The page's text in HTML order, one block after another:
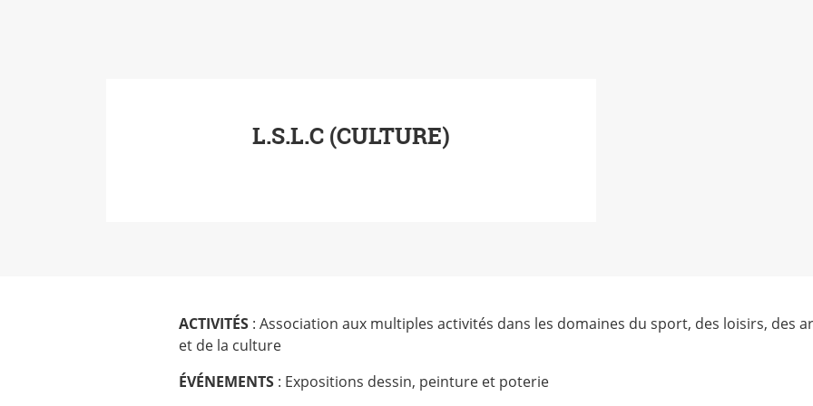
L.S.L.C (CULTURE)
ACTIVITÉS : Association aux multiples activités dans les domaines du sport, des loisirs, des
et de la culture
ÉVÉNEMENTS : Expositions dessin, peinture et poterie